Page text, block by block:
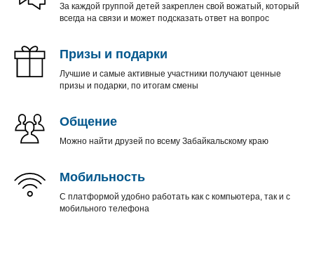
За каждой группой детей закреплен свой вожатый, который
всегда на связи и может подсказать ответ на вопрос
Призы и подарки
Лучшие и самые активные участники получают ценные
призы и подарки, по итогам смены
Общение
Можно найти друзей по всему Забайкальскому краю
Мобильность
С платформой удобно работать как с компьютера, так и с
мобильного телефона